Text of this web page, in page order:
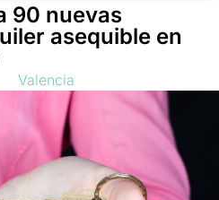
90 nuevas
asequible en
Valencia